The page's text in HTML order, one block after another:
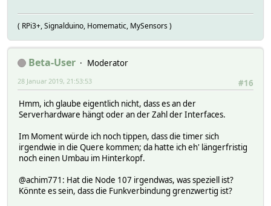
( RPi3+, Signalduino, Homematic, MySensors )
Beta-User
Moderator
#16
28 Januar 2019, 21:53:53
Hmm, ich glaube eigentlich nicht, dass es an der
Serverhardware hängt oder an der Zahl der Interfaces.
Im Moment würde ich noch tippen, dass die timer sich
irgendwie in die Quere kommen; da hatte ich eh' längerfristig
noch einen Umbau im Hinterkopf.
@achim771: Hat die Node 107 irgendwas, was speziell ist?
Könnte es sein, dass die Funkverbindung grenzwertig ist?